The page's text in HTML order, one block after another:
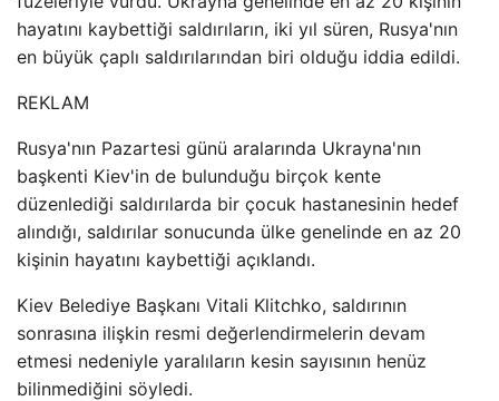
hayatını kaybettiği saldırıların, iki yıl süren, Rusya'nın
en büyük çaplı saldırılarından biri olduğu iddia edildi.
REKLAM
Rusya'nın Pazartesi günü aralarında Ukrayna'nın
başkenti Kiev'in de bulunduğu birçok kente
düzenlediği saldırılarda bir çocuk hastanesinin hedef
alındığı, saldırılar sonucunda ülke genelinde en az 20
kişinin hayatını kaybettiği açıklandı.
Kiev Belediye Başkanı Vitali Klitchko, saldırının
sonrasına ilişkin resmi değerlendirmelerin devam
etmesi nedeniyle yaralıların kesin sayısının henüz
bilinmediğini söyledi.